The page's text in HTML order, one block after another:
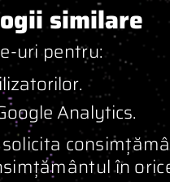
similare
uri pentru:
Analytics.
în